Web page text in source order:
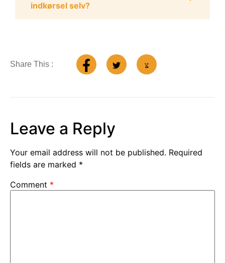
indkørsel selv?
Share This :
Leave a Reply
Your email address will not be published. Required
fields are marked *
Comment *